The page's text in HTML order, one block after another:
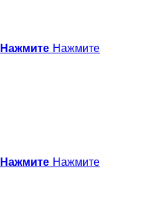
Нажмите Нажмите
Нажмите Нажмите